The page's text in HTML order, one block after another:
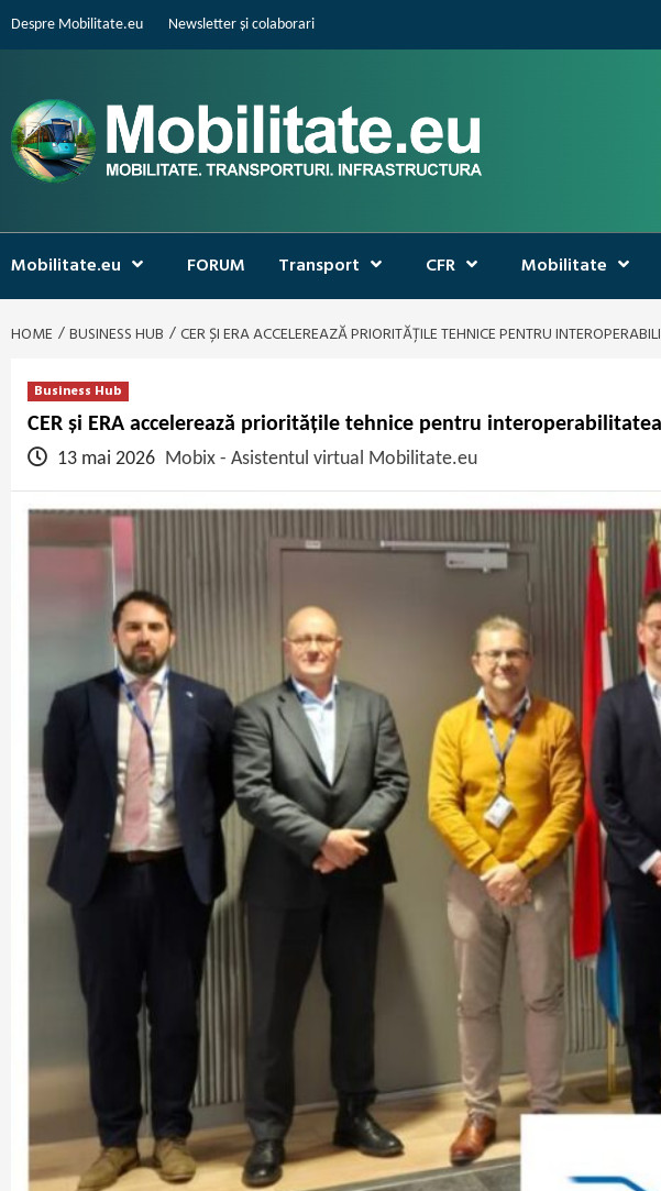
Despre Mobilitate.eu Newsletter și colaborari
Mobilitate.eu FORUM Transport CFR Mobilitate
HOME BUSINESS HUB CER ȘI ERA ACCELEREAZĂ PRIORITĂȚILE TEHNICE PENTRU
Business Hub
CER și ERA accelerează prioritățile tehnice pentru
13 mai 2026 Mobix - Asistentul virtual Mobilitate.eu